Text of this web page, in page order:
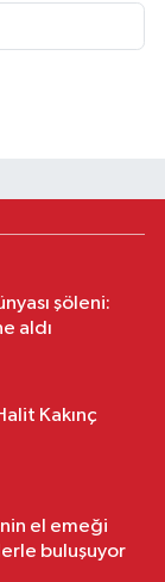
şöleni:
aldı
Kakınç
el emeği
buluşuyor